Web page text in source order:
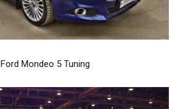
Ford Mondeo 5 Tuning